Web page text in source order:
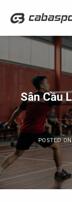
Sân Cầu
POSTED